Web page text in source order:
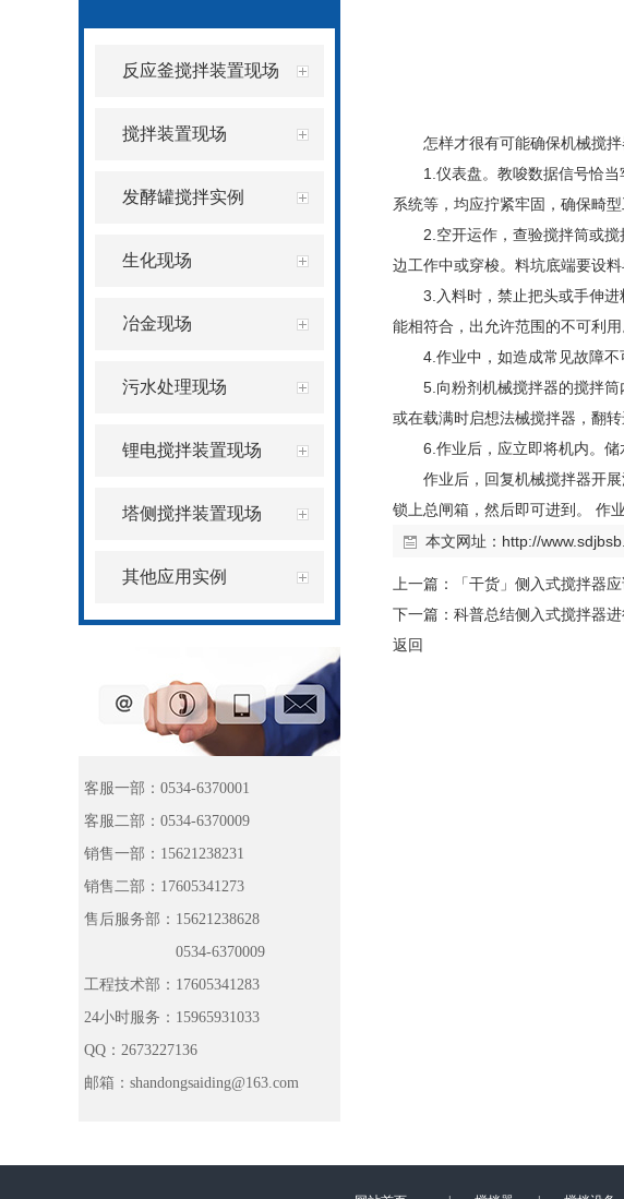
反应釜搅拌装置现场
搅拌装置现场
发酵罐搅拌实例
生化现场
冶金现场
污水处理现场
锂电搅拌装置现场
塔侧搅拌装置现场
其他应用实例
客服一部：0534-6370001
客服二部：0534-6370009
销售一部：15621238231
销售二部：17605341273
售后服务部：15621238628
0534-6370009
工程技术部：17605341283
24小时服务：15965931033
QQ：2673227136
邮箱：shandongsaiding@163.com
怎样才很有可能确保机械搅拌
1.仪表盘。教唆数据信号恰
系统等，均应拧紧牢固，确保畸型
2.空开运作，查验搅拌筒或
边工作中或穿梭。料坑底端要设
3.入料时，禁止把头或手伸
能相符合，出允许范围的不可利用
4.作业中，如造成常见故障
5.向粉剂机械搅拌器的搅拌
或在载满时启想法械搅拌器，翻转
6.作业后，应立即将机内。
作业后，回复机械搅拌器开
锁上总闸箱，然后即可进到。 作
本文网址： http://
上一篇：
「干货」侧入式搅拌器
下一篇： 科普总结侧入式搅拌器
返回